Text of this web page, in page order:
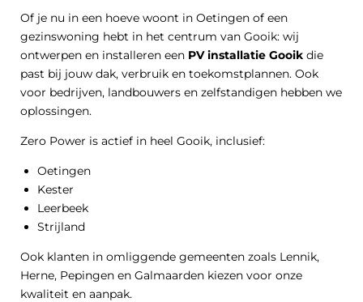
Of je nu in een hoeve woont in Oetingen of een
gezinswoning hebt in het centrum van Gooik: wij
ontwerpen en installeren een PV installatie Gooik die
past bij jouw dak, verbruik en toekomstplannen. Ook
voor bedrijven, landbouwers en zelfstandigen hebben we
oplossingen.
Zero Power is actief in heel Gooik, inclusief:
Oetingen
Kester
Leerbeek
Strijland
Ook klanten in omliggende gemeenten zoals Lennik,
Herne, Pepingen en Galmaarden kiezen voor onze
kwaliteit en aanpak.